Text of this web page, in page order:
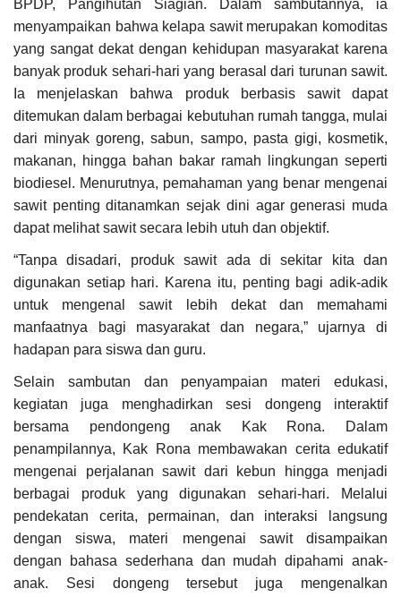
BPDP, Pangihutan Siagian. Dalam sambutannya, ia
menyampaikan bahwa kelapa sawit merupakan komoditas
yang sangat dekat dengan kehidupan masyarakat karena
banyak produk sehari-hari yang berasal dari turunan sawit.
Ia menjelaskan bahwa produk berbasis sawit dapat
ditemukan dalam berbagai kebutuhan rumah tangga, mulai
dari minyak goreng, sabun, sampo, pasta gigi, kosmetik,
makanan, hingga bahan bakar ramah lingkungan seperti
biodiesel. Menurutnya, pemahaman yang benar mengenai
sawit penting ditanamkan sejak dini agar generasi muda
dapat melihat sawit secara lebih utuh dan objektif.
“Tanpa disadari, produk sawit ada di sekitar kita dan
digunakan setiap hari. Karena itu, penting bagi adik-adik
untuk mengenal sawit lebih dekat dan memahami
manfaatnya bagi masyarakat dan negara,” ujarnya di
hadapan para siswa dan guru.
Selain sambutan dan penyampaian materi edukasi,
kegiatan juga menghadirkan sesi dongeng interaktif
bersama pendongeng anak Kak Rona. Dalam
penampilannya, Kak Rona membawakan cerita edukatif
mengenai perjalanan sawit dari kebun hingga menjadi
berbagai produk yang digunakan sehari-hari. Melalui
pendekatan cerita, permainan, dan interaksi langsung
dengan siswa, materi mengenai sawit disampaikan
dengan bahasa sederhana dan mudah dipahami anak-
anak. Sesi dongeng tersebut juga mengenalkan